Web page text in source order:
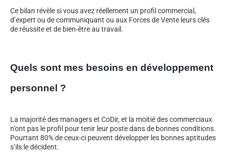
Ce bilan révèle si vous avez réellement un profil commercial,
d’expert ou de communiquant ou aux Forces de Vente leurs clés
de réussite et de bien-être au travail.
Quels sont mes besoins en développement
personnel ?
La majorité des managers et CoDir, et la moitié des commerciaux
n’ont pas le profil pour tenir leur poste dans de bonnes conditions.
Pourtant 80% de ceux-ci peuvent développer les bonnes aptitudes
s’ils le décident.